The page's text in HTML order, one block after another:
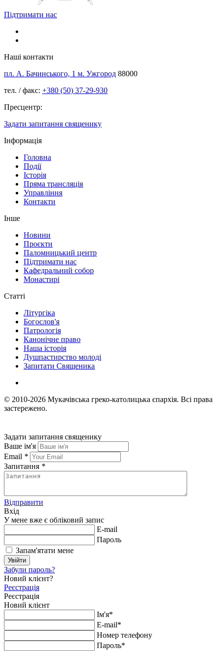
Підтримати нас
Наші контакти
пл. А. Бачинського, 1 м. Ужгород 88000
тел. / факс: +380 (50) 37-29-930
Пресцентр:
Задати запитання священику
Інформація
Головна
Події
Історія
Пряма трансляція
Управління
Контакти
Інше
Новини
Проєкти
Паломницький центр
Підтримати нас
Кафедральний собор
Монастирі
Статті
Літургіка
Богослов'я
Патрологія
Канонічне право
Наша історія
Душпастирство молоді
Запитати Священика
© 2010-2026 Мукачівська греко-католицька єпархія. Всі права
застережено.
Задати запитання священику
Ваше ім'я
Email *
Запитання *
Відправити
Вхід
У мене вже є обліковий запис
E-mail
Пароль
Запам'ятати мене
Увійти
Забули пароль?
Новий клієнт?
Реєстрація
Реєстрація
Новий клієнт
Ім'я*
E-mail*
Номер телефону
Пароль*